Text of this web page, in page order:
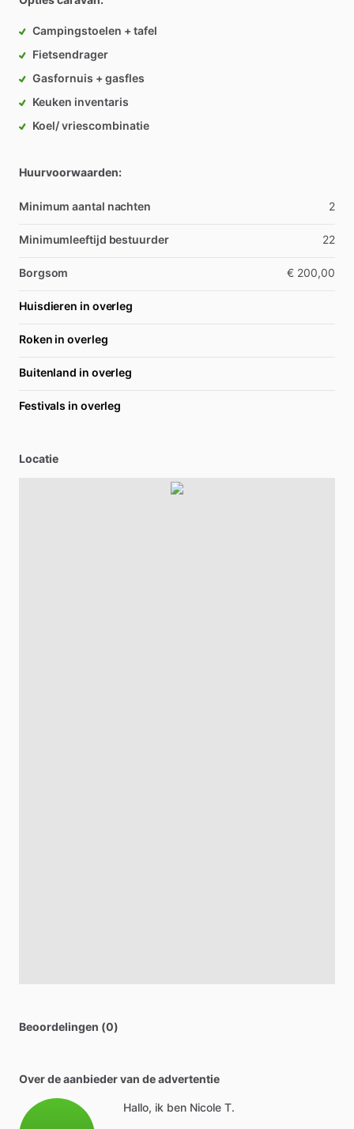
Campingstoelen + tafel
Fietsendrager
Gasfornuis + gasfles
Keuken inventaris
Koel/ vriescombinatie
Huurvoorwaarden:
Minimum aantal nachten 2
Minimumleeftijd bestuurder 22
Borgsom € 200,00
Huisdieren in overleg
Roken in overleg
Buitenland in overleg
Festivals in overleg
Locatie
Beoordelingen (0)
Over de aanbieder van de advertentie
Hallo, ik ben Nicole T.